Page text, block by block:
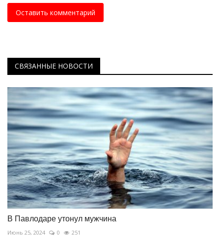
Оставить комментарий
СВЯЗАННЫЕ НОВОСТИ
В Павлодаре утонул мужчина
Июнь 25, 2024 0 251